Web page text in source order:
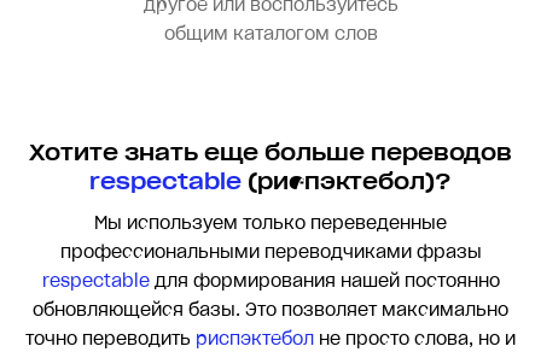
другое или воспользуйтесь
общим каталогом слов
Хотите знать еще больше переводов
respectable (риспэктебол)?
Мы используем только переведенные
профессиональными переводчиками фразы
respectableдля формирования нашей постоянно
обновляющейся базы. Это позволяет максимально
точно переводить риспэктебол не просто слова, но и